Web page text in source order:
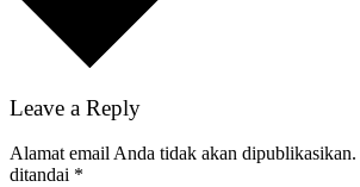
Leave a Reply
Alamat email Anda tidak akan dipublikasikan.
ditandai *